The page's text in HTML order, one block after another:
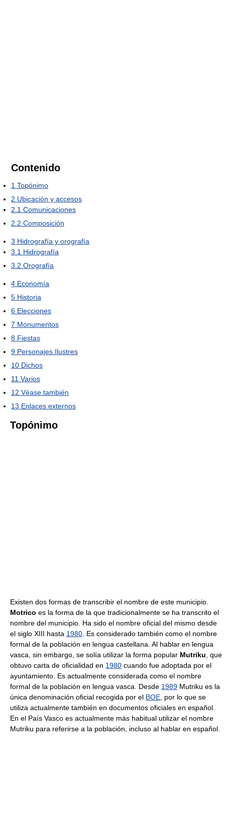
Contenido
1 Topónimo
2 Ubicación y accesos
2.1 Comunicaciones
2.2 Composición
3 Hidrografía y orografía
3.1 Hidrografía
3.2 Orografía
4 Economía
5 Historia
6 Elecciones
7 Monumentos
8 Fiestas
9 Personajes Ilustres
10 Dichos
11 Varios
12 Véase también
13 Enlaces externos
Topónimo
Existen dos formas de transcribir el nombre de este municipio.
Motrico es la forma de la que tradicionalmente se ha transcrito el
nombre del municipio. Ha sido el nombre oficial del mismo desde
el siglo XIII hasta 1980 . Es considerado también como el nombre
formal de la población en lengua castellana. Al hablar en lengua
vasca, sin embargo, se solía utilizar la forma popular Mutriku , que
obtuvo carta de oficialidad en 1980 cuando fue adoptada por el
ayuntamiento. Es actualmente considerada como el nombre
formal de la población en lengua vasca. Desde 1989 Mutriku es la
única denominación oficial recogida por el BOE , por lo que se
utiliza actualmente también en documentos oficiales en español.
En el País Vasco es actualmente más habitual utilizar el nombre
Mutriku para referirse a la población, incluso al hablar en español.